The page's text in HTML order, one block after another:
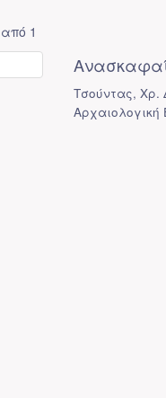
1
Τσούντας, Χρ.
Αρχαιολογική